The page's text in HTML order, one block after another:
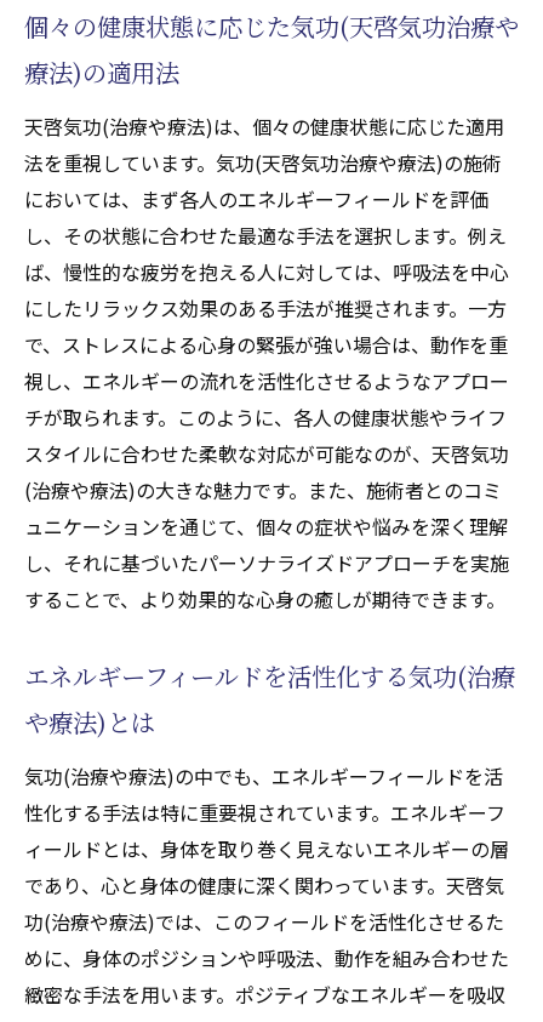
療や療法)アプローチで心身の疲労を癒す
個々のエネルギーに合わせた気功(天啓気功
治療や療法)の実践法
エネルギーバランスを整える気功(天啓気功
治療や療法)の技術
気功(天啓気功治療や療法)による身体の疲労
回復メカニズム
精神的ストレスを和らげる気功(天啓気功治
療や療法)の効果
エネルギーフィールドを強化する(天啓気功
治療や療法)の方法
気功(天啓気功治療や療法)の効果を最大化す
るためのヒント
天啓気功(天啓気功療法)がもたらす心の安定と
気力の充実
心の安定を促す気功(天啓気功治療や療法)の
気力を高める天啓気功(天啓気功療法)の動作
法
科学的証明
ポジティブなメンタリティを育む気功(天啓
気功治療や療法)
心の健康を支える気功(天啓気功治療や療法)
の実践例
気功(天啓気功治療や療法)で得られる精神的
個々の健康状態に応じた気功(天啓気功治療や
療法)の適用法
天啓気功(治療や療法)は、個々の健康状態に応じた適用
法を重視しています。気功(天啓気功治療や療法)の施術
においては、まず各人のエネルギーフィールドを評価
し、その状態に合わせた最適な手法を選択します。例え
ば、慢性的な疲労を抱える人に対しては、呼吸法を中心
にしたリラックス効果のある手法が推奨されます。一方
で、ストレスによる心身の緊張が強い場合は、動作を重
視し、エネルギーの流れを活性化させるようなアプロー
チが取られます。このように、各人の健康状態やライフ
スタイルに合わせた柔軟な対応が可能なのが、天啓気功
(治療や療法)の大きな魅力です。また、施術者とのコミ
ュニケーションを通じて、個々の症状や悩みを深く理解
し、それに基づいたパーソナライズドアプローチを実施
することで、より効果的な心身の癒しが期待できます。
エネルギーフィールドを活性化する気功(治療
や療法)とは
気功(治療や療法)の中でも、エネルギーフィールドを活
性化する手法は特に重要視されています。エネルギーフ
ィールドとは、身体を取り巻く見えないエネルギーの層
であり、心と身体の健康に深く関わっています。天啓気
功(治療や療法)では、このフィールドを活性化させるた
めに、身体のポジションや呼吸法、動作を組み合わせた
緻密な手法を用います。ポジティブなエネルギーを吸収